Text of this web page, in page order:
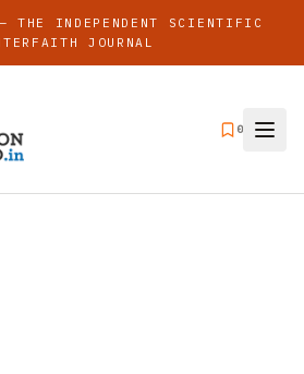
THE INDEPENDENT SCIENTIFIC
JOURNAL
0